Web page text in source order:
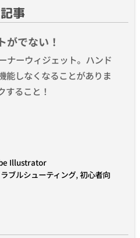
事
がでない！
ナーウィジェット。ハンド
能しなくなることがありま
すること！
Illustrator
ラブルシューティング, 初心者向